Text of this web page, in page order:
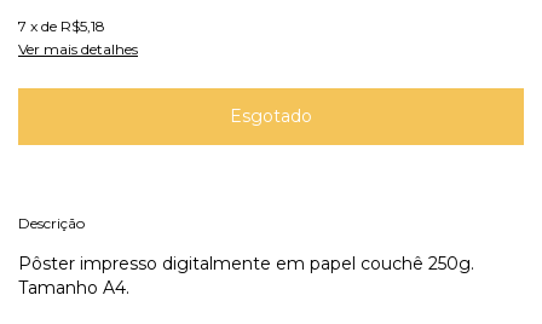
7 x de R$5,18
Ver mais detalhes
Descrição
Pôster impresso digitalmente em papel couchê 250g.
Tamanho A4.